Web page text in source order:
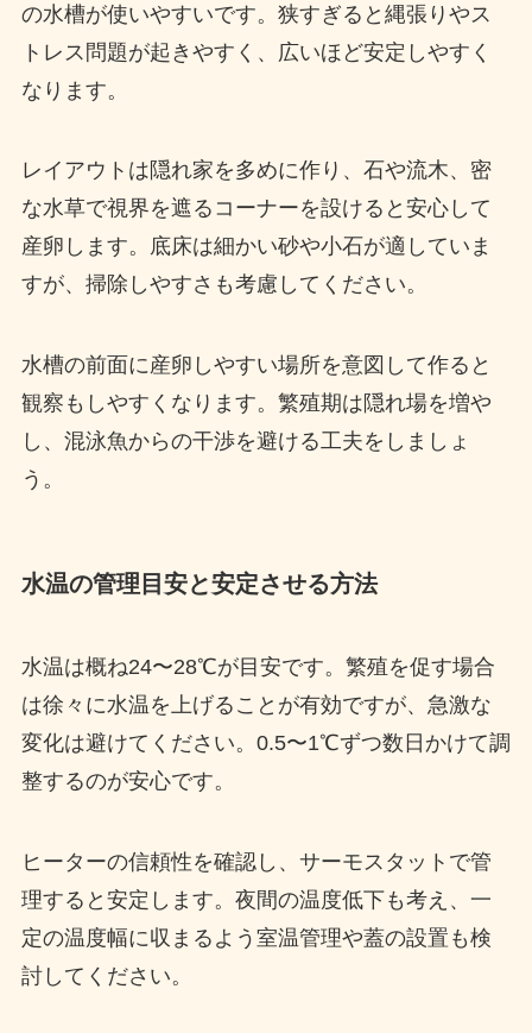
の水槽が使いやすいです。狭すぎると縄張りやス
トレス問題が起きやすく、広いほど安定しやすく
なります。
レイアウトは隠れ家を多めに作り、石や流木、密
な水草で視界を遮るコーナーを設けると安心して
産卵します。底床は細かい砂や小石が適していま
すが、掃除しやすさも考慮してください。
水槽の前面に産卵しやすい場所を意図して作ると
観察もしやすくなります。繁殖期は隠れ場を増や
し、混泳魚からの干渉を避ける工夫をしましょ
う。
水温の管理目安と安定させる方法
水温は概ね24〜28℃が目安です。繁殖を促す場合
は徐々に水温を上げることが有効ですが、急激な
変化は避けてください。0.5〜1℃ずつ数日かけて調
整するのが安心です。
ヒーターの信頼性を確認し、サーモスタットで管
理すると安定します。夜間の温度低下も考え、一
定の温度幅に収まるよう室温管理や蓋の設置も検
討してください。